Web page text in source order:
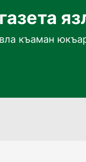
къаман